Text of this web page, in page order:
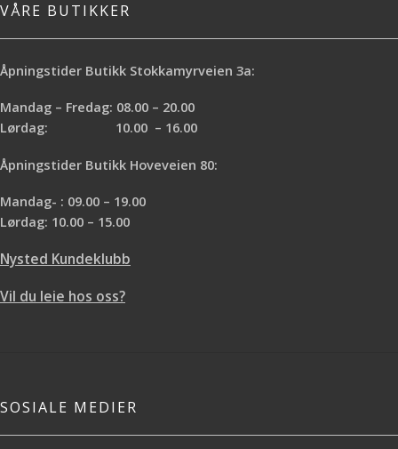
VÅRE BUTIKKER
Åpningstider Butikk Stokkamyrveien 3a:
Mandag – Fredag: 08.00 – 20.00
Lørdag: 10.00 – 16.00
Åpningstider Butikk Hoveveien 80:
Mandag- : 09.00 – 19.00
Lørdag: 10.00 – 15.00
Nysted Kundeklubb
Vil du leie hos oss?
SOSIALE MEDIER